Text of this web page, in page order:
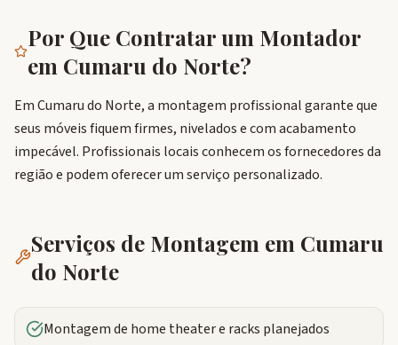
Por Que Contratar um Montador
em Cumaru do Norte?
Em Cumaru do Norte, a montagem profissional garante que
seus móveis fiquem firmes, nivelados e com acabamento
impecável. Profissionais locais conhecem os fornecedores da
região e podem oferecer um serviço personalizado.
Serviços de Montagem em Cumaru
do Norte
Montagem de home theater e racks planejados